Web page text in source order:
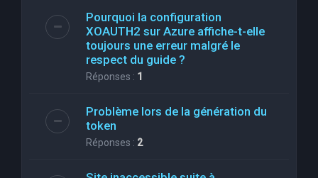
Pourquoi la configuration
XOAUTH2 sur Azure affiche-t-elle
toujours une erreur malgré le
respect du guide ?
Réponses : 1
Problème lors de la génération du
token
Réponses : 2